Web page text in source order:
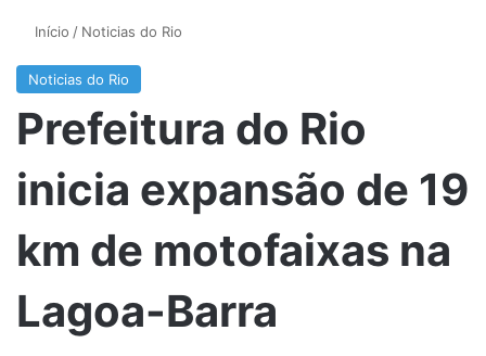
Início / Noticias do Rio
Noticias do Rio
Prefeitura do Rio
inicia expansão de 19
km de motofaixas na
Lagoa-Barra